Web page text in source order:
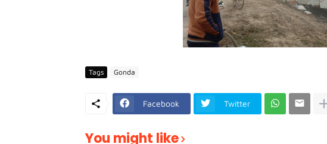
Tags Gonda
Facebook Twitter
You might like